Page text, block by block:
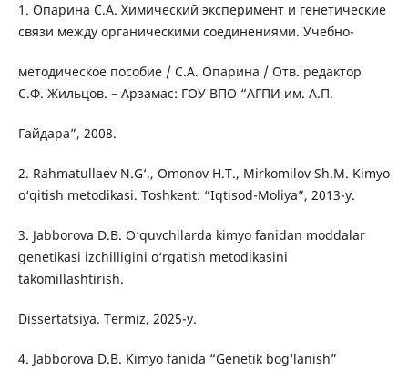
1. Опарина С.А. Химический эксперимент и генетические
связи между органическими соединениями. Учебно-
методическое пособие / С.А. Опарина / Отв. редактор
С.Ф. Жильцов. – Арзамас: ГОУ ВПО “АГПИ им. А.П.
Гайдара”, 2008.
2. Rahmatullaev N.G‘., Omonov H.T., Mirkomilov Sh.M. Kimyo
o‘qitish metodikasi. Toshkent: “Iqtisod-Moliya”, 2013-y.
3. Jabborova D.B. O‘quvchilarda kimyo fanidan moddalar
genetikasi izchilligini o‘rgatish metodikasini
takomillashtirish.
Dissertatsiya. Termiz, 2025-y.
4. Jabborova D.B. Kimyo fanida “Genetik bog‘lanish”